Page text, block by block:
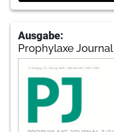
Ausgabe:
Prophylaxe Journal